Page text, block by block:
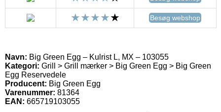
Besøg webshop
Navn: Big Green Egg – Kulrist L, MX – 103055
Kategori: Grill > Grill mærker > Big Green Egg > Big Green
Egg Reservedele
Producent: Big Green Egg
Varenummer: 81364
EAN: 665719103055